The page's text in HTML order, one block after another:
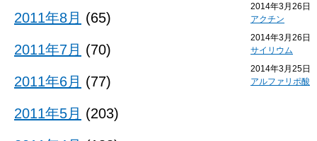
2014年3月26日
アクチン
2014年3月26日
サイリウム
2014年3月25日
アルファリポ酸
2011年8月 (65)
2011年7月 (70)
2011年6月 (77)
2011年5月 (203)